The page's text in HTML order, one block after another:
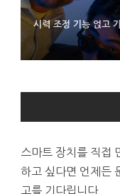
시력 조정 기능 얹고
D램 부족에 10억달
300~400달
스마트 장치를 직접
하고 싶다면 언제든
고를 기다립니다.